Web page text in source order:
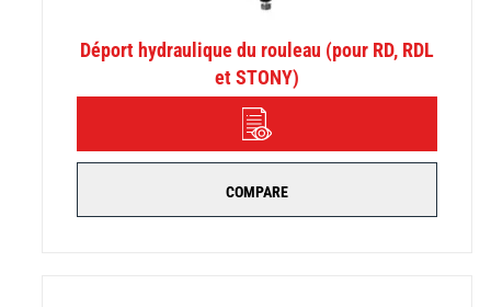
Déport hydraulique du rouleau (pour RD, RDL
et STONY)
COMPARE
DÉTAILS